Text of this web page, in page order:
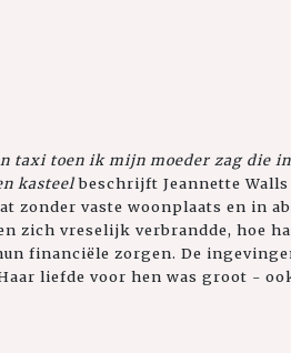
taxi toen ik mijn moeder zag die
kasteelbeschrijft Jeannette
zonder vaste woonplaats en in
zich vreselijk verbrandde, hoe
financiële zorgen. De
liefde voor hen was groot -